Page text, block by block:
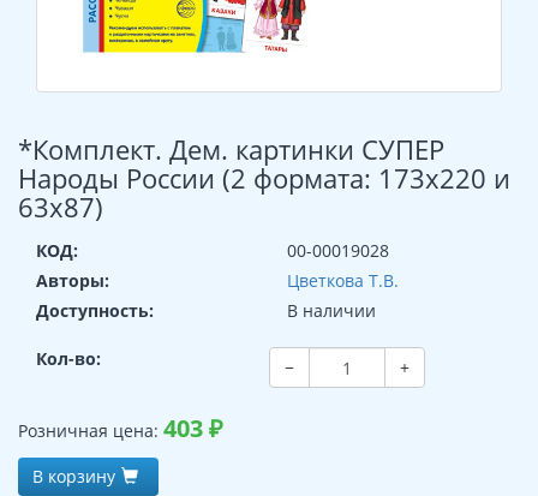
*Комплект. Дем. картинки СУПЕР
Народы России (2 формата: 173х220 и
63х87)
КОД:
00-00019028
Авторы:
Цветкова Т.В.
Доступность:
В наличии
Кол-во: − +
Розничная цена: 403₽
В корзину